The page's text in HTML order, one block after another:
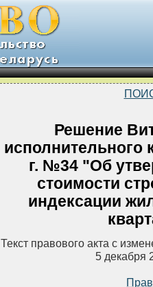
Решение
исполнительного
г. №34 "Об
стоимости
индексации
Текст правового акта с
5 декабря